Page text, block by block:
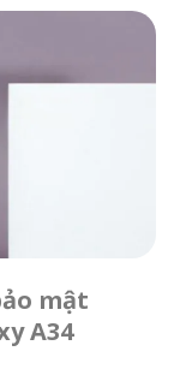
mật
A34